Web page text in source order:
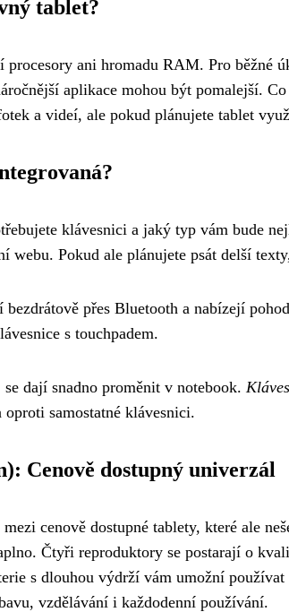
tablet?
ani hromadu RAM. Pro běžné
aplikace mohou být pomalejší.
a videí, ale pokud plánujete tablet
klávesnici a jaký typ vám bude
webu. Pokud ale plánujete psát delší
přes Bluetooth a nabízejí
s touchpadem.
dají snadno proměnit v notebook.
samostatné klávesnici.
Cenově dostupný univerzál
cenově dostupné tablety, které ale
Čtyři reproduktory se postarají o
s dlouhou výdrží vám umožní
vzdělávání i každodenní používání.